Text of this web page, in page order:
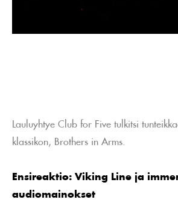
Lauluyhtye Club for Five tulkitsi
klassikon, Brothers in Arms.
Ensireaktio: Viking Line ja
audiomainokset